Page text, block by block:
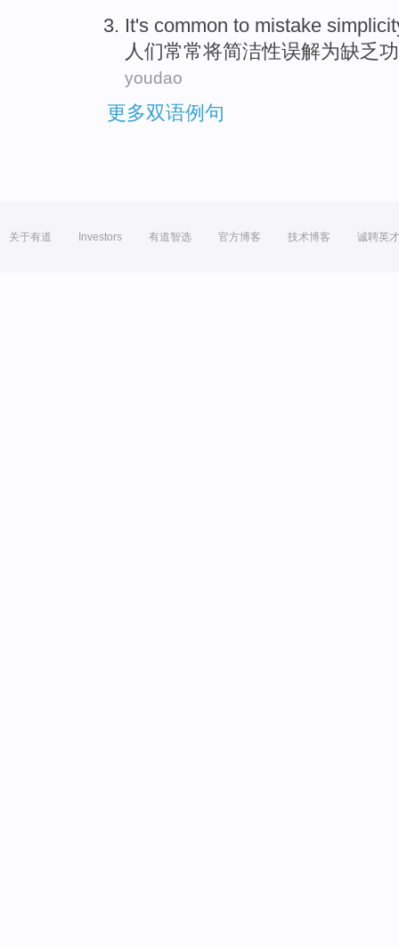
It's common to mistake
人们常常将简洁性误解为缺乏
youdao
更多双语例句
关于有道 Investors 有道智选 官方博客 技术博客 诚聘英才